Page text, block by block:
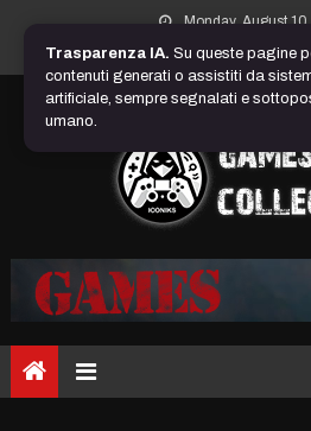
content
Monday, August
Trasparenza IA. Su queste pagine
contenuti generati o assistiti da
artificiale, sempre segnalati e
umano.